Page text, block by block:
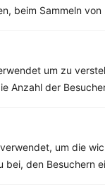
beim Sammeln
um zu
Anzahl der
um die
bei, den Besuchern
‹